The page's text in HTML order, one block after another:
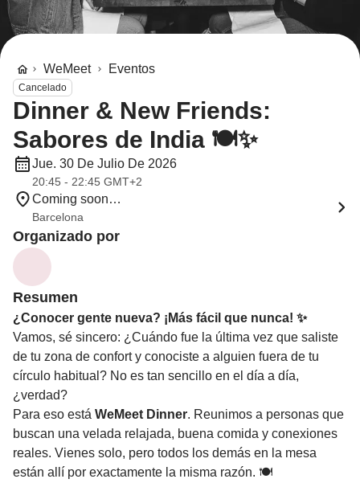
WeMeet Eventos
Cancelado
Dinner & New Friends:
Sabores de India 🍽️✨
Jue. 30 De Julio De 2026
20:45 - 22:45 GMT+2
Coming soon…
Barcelona
Organizado por
Resumen
¿Conocer gente nueva? ¡Más fácil que nunca! ✨
Vamos, sé sincero: ¿Cuándo fue la última vez que saliste
de tu zona de confort y conociste a alguien fuera de tu
círculo habitual? No es tan sencillo en el día a día,
¿verdad?
Para eso está WeMeet Dinner. Reunimos a personas que
buscan una velada relajada, buena comida y conexiones
reales. Vienes solo, pero todos los demás en la mesa
están allí por exactamente la misma razón. 🍽️